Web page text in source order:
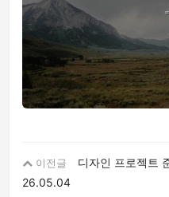
이전글
디자인 프로젝트
26.05.04